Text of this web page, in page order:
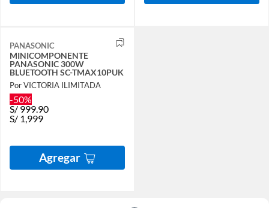
PANASONIC
MINICOMPONENTE
PANASONIC 300W
BLUETOOTH SC-TMAX10PUK
Por VICTORIA ILIMITADA
-50%
S/ 999.90
S/ 1,999
Agregar